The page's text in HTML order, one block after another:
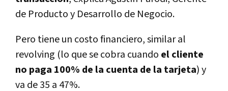
de Producto y Desarrollo de Negocio.
Pero tiene un costo financiero, similar al
revolving (lo que se cobra cuando el cliente
no paga 100% de la cuenta de la tarjeta) y
va de 35 a 47%.